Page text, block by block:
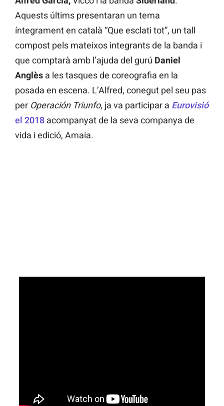
Aquests últims presentaran un tema
íntegrament en català “Que esclati tot”, un tall
compost pels mateixos integrants de la banda i
que comptarà amb l’ajuda del gurú Daniel
Anglès a les tasques de coreografia en la
posada en escena. L’Alfred, conegut pel seu pas
per Operación Triunfo, ja va participar a Eurovisió
el 2018 acompanyat de la seva companya de
vida i edició, Amaia.